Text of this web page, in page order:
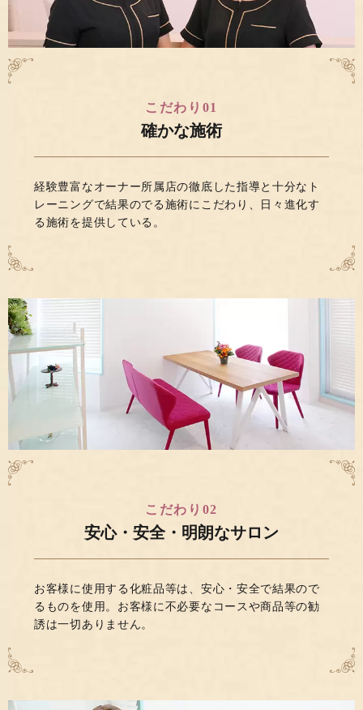
こだわり01
確かな施術
経験豊富なオーナー所属店の徹底した指導と十分なト
レーニングで結果のでる施術にこだわり、日々進化す
る施術を提供している。
こだわり02
安心・安全・ 明朗なサロン
お客様に使用する化粧品等は、安心・安全で結果ので
るものを使用。お客様に不必要なコースや商品等の勧
誘は一切ありません。